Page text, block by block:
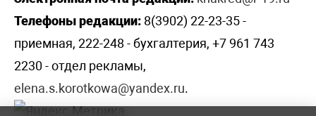
Телефоны редакции: 8(3902) 22-23-35 -
приемная, 222-248 - бухгалтерия, +7 961 743
2230 - отдел рекламы,
elena.s.korotkowa@yandex.ru.